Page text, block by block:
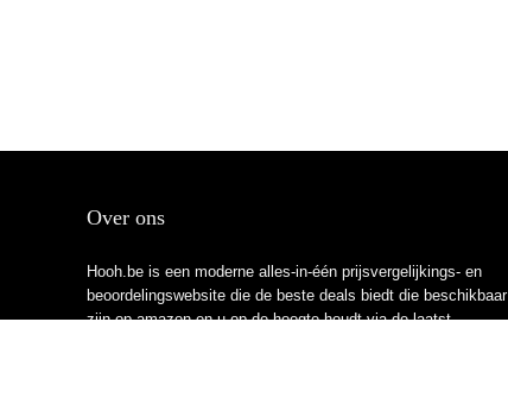
Over ons
Hooh.be is een moderne alles-in-één prijsvergelijkings- en
beoordelingswebsite die de beste deals biedt die beschikbaar
zijn op amazon en u op de hoogte houdt via de laatst